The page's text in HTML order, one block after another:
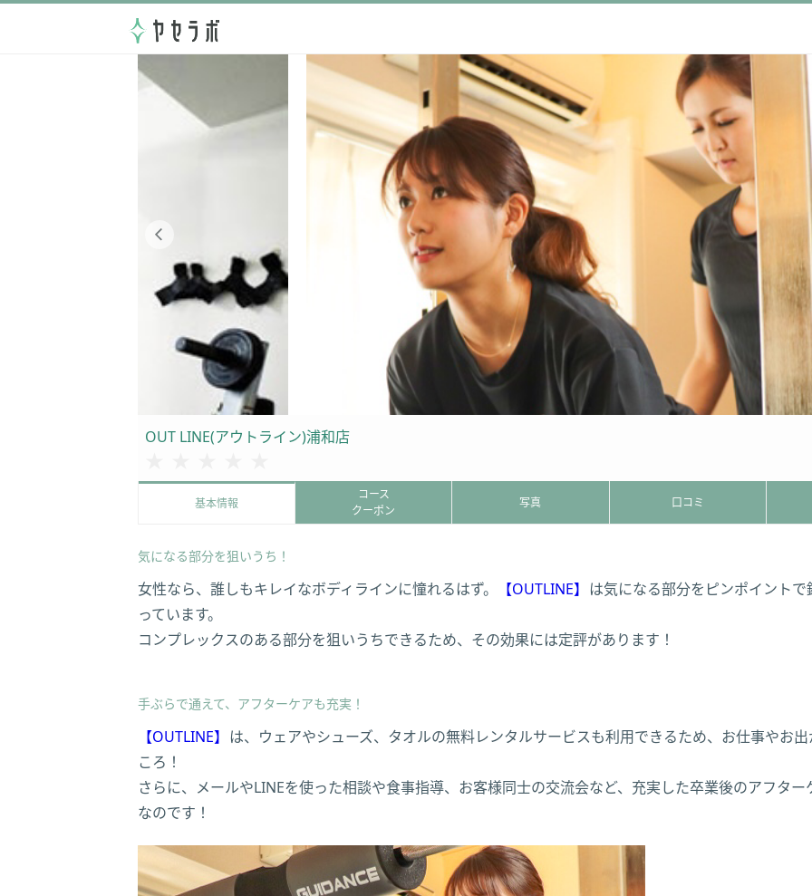
OUT LINE(アウトライン)浦和店
基本情報
コース
クーポン
写真 口コミ
気になる部分を狙いうち！
女性なら、誰しもキレイなボディラインに憧れるはず。 【OUTLINE】 は気になる部分をピンポイント
っています。
コンプレックスのある部分を狙いうちできるため、その効果には定評があります！
手ぶらで通えて、アフターケアも充実！
【OUTLINE】 は、ウェアやシューズ、タオルの無料レンタルサービスも利用できるため、お仕事やお
ころ！
さらに、メールやLINEを使った相談や食事指導、お客様同士の交流会など、充実した卒業後のアフタ
なのです！